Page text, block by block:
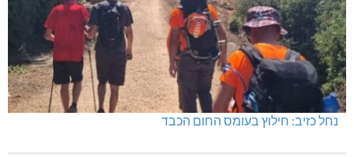
נחל כזיב: חילוץ בעומס החום הכבד